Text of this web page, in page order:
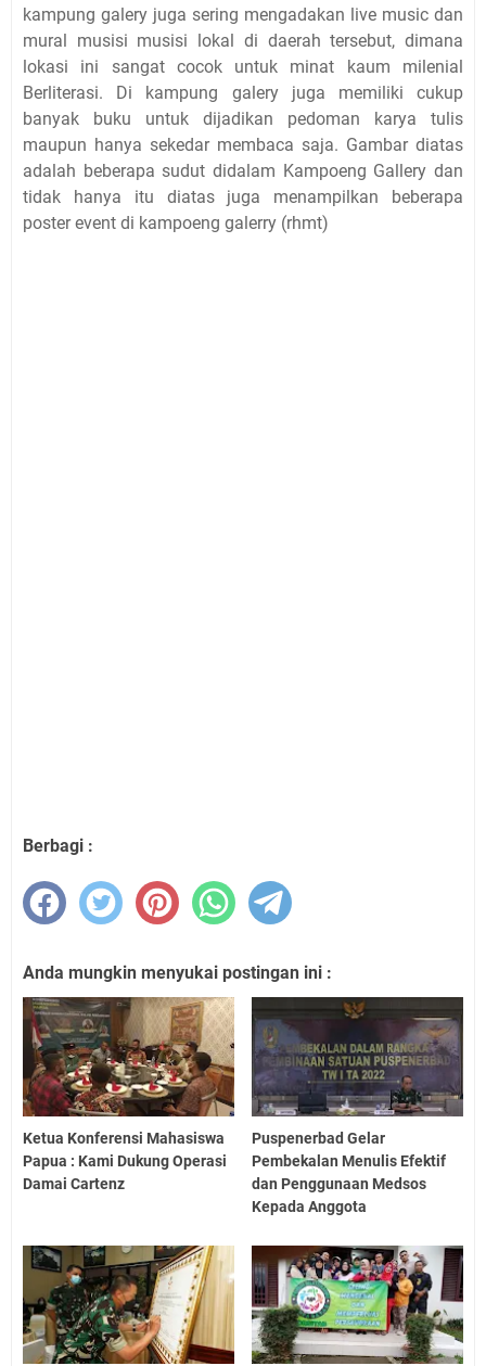
kampung galery juga sering mengadakan live music dan
mural musisi musisi lokal di daerah tersebut, dimana
lokasi ini sangat cocok untuk minat kaum milenial
Berliterasi. Di kampung galery juga memiliki cukup
banyak buku untuk dijadikan pedoman karya tulis
maupun hanya sekedar membaca saja. Gambar diatas
adalah beberapa sudut didalam Kampoeng Gallery dan
tidak hanya itu diatas juga menampilkan beberapa
poster event di kampoeng galerry (rhmt)
Berbagi :
Anda mungkin menyukai postingan ini :
Ketua Konferensi Mahasiswa
Papua : Kami Dukung Operasi
Damai Cartenz
Puspenerbad Gelar
Pembekalan Menulis Efektif
dan Penggunaan Medsos
Kepada Anggota